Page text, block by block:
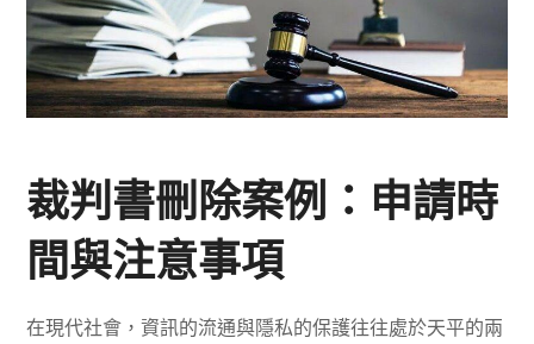
裁判書刪除案例：申請時
間與注意事項
在現代社會，資訊的流通與隱私的保護往往處於天平的兩